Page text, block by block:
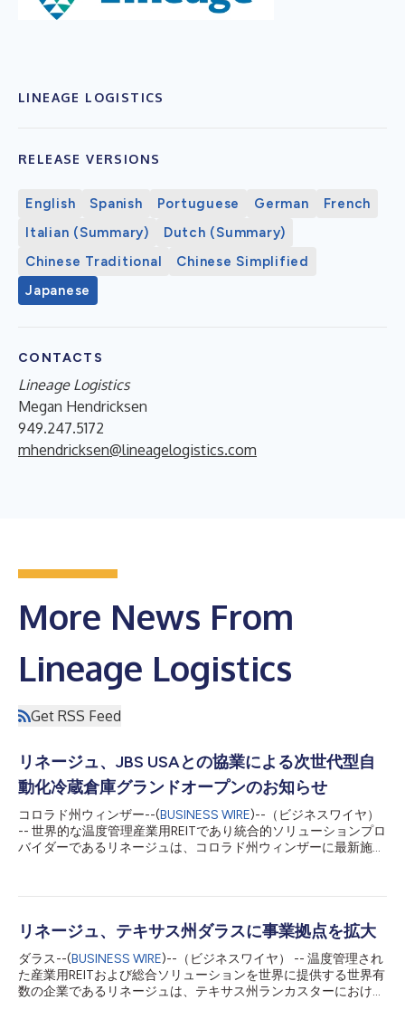
LINEAGE LOGISTICS
RELEASE VERSIONS
English Spanish Portuguese German
French
Italian (Summary)
Dutch (Summary)
Chinese Traditional
Chinese Simplified
Japanese
CONTACTS
Lineage Logistics
Megan Hendricksen
949.247.5172
mhendricksen@lineagelogistics.com
More News From
Lineage Logistics
Get RSS Feed
リネージュ、JBS USAとの協業による次世代型自
動化冷蔵倉庫グランドオープンのお知らせ
コロラド州ウィンザー--(BUSINESS WIRE)--（ビジネスワイヤ）
-- 世界的な温度管理産業用REITであり統合的ソリューションプロ
バイダーであるリネージュは、コロラド州ウィンザーに最新施設
れ、JBSの顧客に向けた製品の流通をサポートするために当社が
施設によって、世界中に戦略的に配置したリネージュのネットワ
先端技術、応用科学、革新的思考を組み合わせることで、効率性
を高め、保管中の食品の品質を向上させ、エネルギー消費と食品
廃棄物を削減します。この取り組みは、JBSの長期的なコスト削
リネージュ、テキサス州ダラスに事業拠点を拡大
ダラス--(BUSINESS WIRE)--（ビジネスワイヤ） -- 温度管理され
た産業用REITおよび総合ソリューションを世界に提供する世界有
数の企業であるリネージュは、テキサス州ランカスターにおける